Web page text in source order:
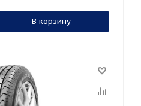
В корзину